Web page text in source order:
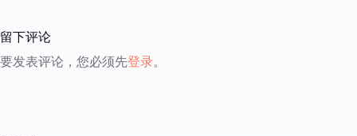
留下评论
要发表评论，您必须先登录。